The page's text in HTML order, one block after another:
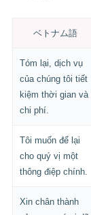
ベトナム語
Tóm lại, dịch vụ
của chúng tôi tiết
kiệm thời gian và
chi phí.
Tôi muốn để lại
cho quý vị một
thông điệp chính.
Xin chân thành